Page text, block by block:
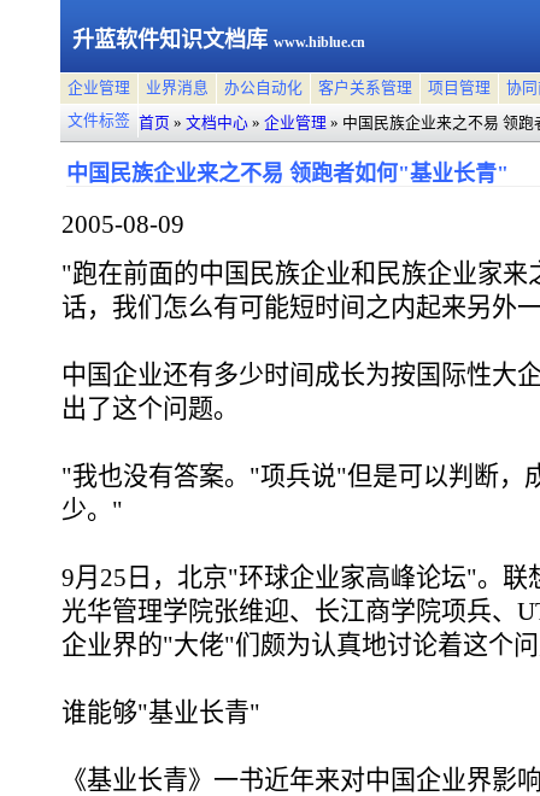
升蓝软件知识文档库 www.hiblue.cn
企业管理 业界消息 办公自动化 客户关系管理 项目管理
协
文件标签 首页 » 文档中心 » 企业管理 » 中国民族企业来之不易 领
中国民族企业来之不易 领跑者如何"基业长青"
2005-08-09
"跑在前面的中国民族企业和民族企业家来
话，我们怎么有可能短时间之内起来另外
中国企业还有多少时间成长为按国际性大
出了这个问题。
"我也没有答案。"项兵说"但是可以判断，
少。"
9月25日，北京"环球企业家高峰论坛"。
光华管理学院张维迎、长江商学院项兵、
企业界的"大佬"们颇为认真地讨论着这个
谁能够"基业长青"
《基业长青》一书近年来对中国企业界影